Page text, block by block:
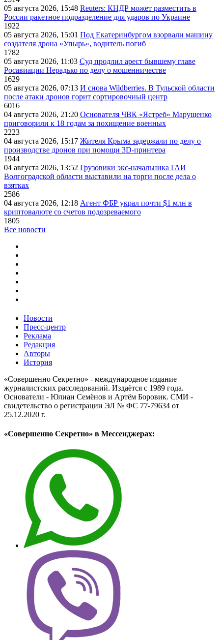
05 августа 2026, 15:48 Reuters: КНДР может разместить в
России ракетное подразделение для ударов по Украине
1922
05 августа 2026, 15:01 Под Екатеринбургом взорвали машину
создателя дрона «Упырь», водитель погиб
1782
05 августа 2026, 11:03 Суд продлил арест бывшему главе
Росавиации Нерадько по делу о мошенничестве
1629
05 августа 2026, 07:13 И снова Wildberries. В Тульской области
после атаки дронов горит сортировочный центр
6016
04 августа 2026, 21:20 Основателя ЧВК «Ястреб» Марущенко
приговорили к 18 годам за похищение военных
2223
04 августа 2026, 15:17 Жителя Крыма задержали по делу о
производстве дронов при помощи 3D‑принтера
1944
04 августа 2026, 13:52 Грузовики экс-начальника ГАИ
Волгоградской области выставили на торги после дела о
взятках
2586
04 августа 2026, 12:18 Агент ФБР украл почти $1 млн в
криптовалюте со счетов подозреваемого
1805
Все новости
Новости
Пресс-центр
Реклама
Редакция
Авторы
История
«Совершенно Секретно» - международное издание
журналистских расследований. Издаётся с 1989 года.
Основатели - Юлиан Семёнов и Артём Боровик. CМИ -
свидетельство о регистрации ЭЛ № ФС 77-79634 от
25.12.2020 г.
«Совершенно Секретно» в Мессенджерах: